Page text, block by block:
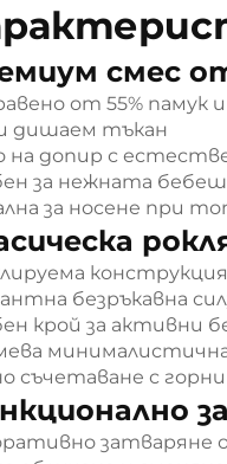
смес
от 55% памук и
дишаем тъкан
на допир с
за нежната
за носене при
безръкавна
крой за активни
съчетаване с
затваряне